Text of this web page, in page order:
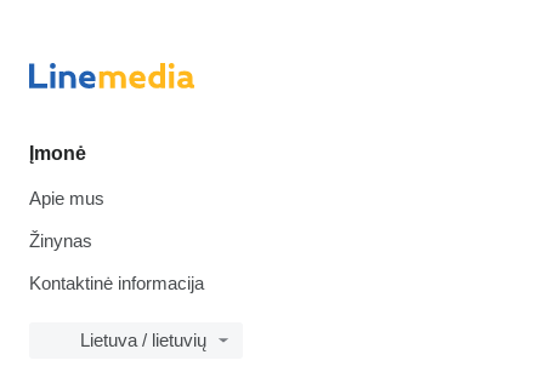
Įmonė
Apie mus
Žinynas
Kontaktinė informacija
Lietuva / lietuvių